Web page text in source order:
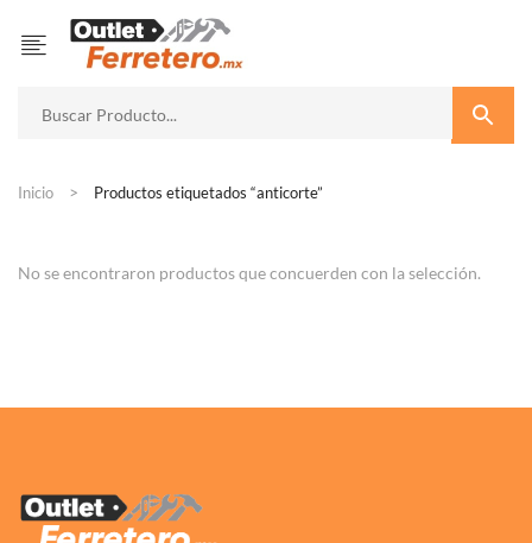
Inicio Productos etiquetados “anticorte”
No se encontraron productos que concuerden con la selección.